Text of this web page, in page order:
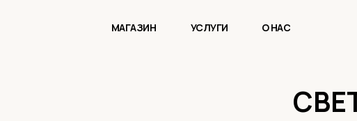
МАГАЗИН УСЛУГИ О НАС